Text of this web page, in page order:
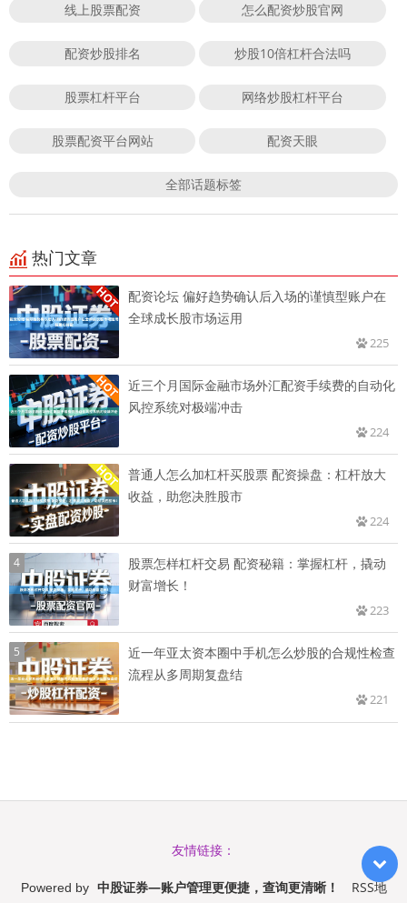
线上股票配资 怎么配资炒股官网
配资炒股排名 炒股10倍杠杆合法吗
股票杠杆平台 网络炒股杠杆平台
股票配资平台网站 配资天眼
全部话题标签
热门文章
配资论坛 偏好趋势确认后入场的谨慎型账户在
全球成长股市场运用
225
近三个月国际金融市场外汇配资手续费的自动化
风控系统对极端冲击
224
普通人怎么加杠杆买股票 配资操盘：杠杆放大
收益，助您决胜股市
224
4
股票怎样杠杆交易 配资秘籍：掌握杠杆，撬动
财富增长！
223
5
近一年亚太资本圈中手机怎么炒股的合规性检查
流程从多周期复盘结
221
友情链接：
Powered by 中股证券—账户管理更便捷，查询更清晰！
RSS地